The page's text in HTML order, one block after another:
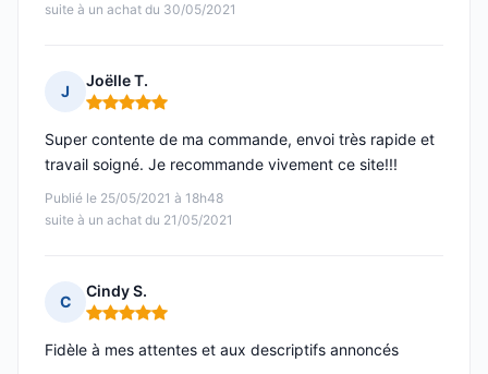
suite à un achat du 30/05/2021
J
Joëlle T.
Note : 5 sur 5
Publié le 25/05/2021 à 18h48
suite à un achat du 21/05/2021
Super contente de ma commande, envoi très rapide et
travail soigné. Je recommande vivement ce site!!!
C
Cindy S.
Note : 5 sur 5
Fidèle à mes attentes et aux descriptifs annoncés